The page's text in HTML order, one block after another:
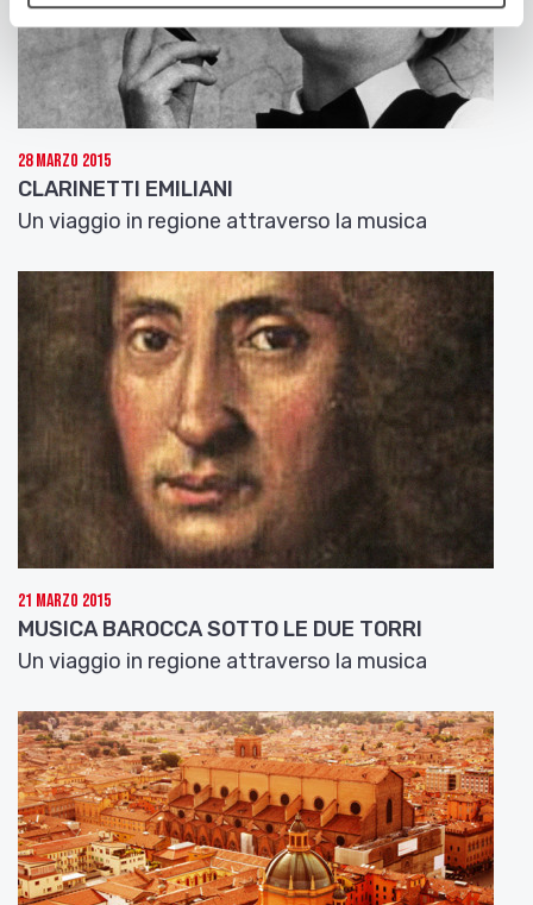
28 Marzo 2015
CLARINETTI EMILIANI
Un viaggio in regione attraverso la musica
21 Marzo 2015
MUSICA BAROCCA SOTTO LE DUE TORRI
Un viaggio in regione attraverso la musica